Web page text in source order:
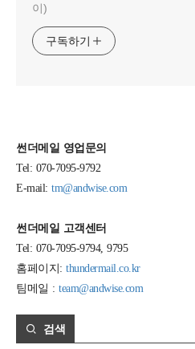
이)
구독하기
썬더메일 영업문의
Tel: 070-7095-9792
E-mail: tm@andwise.com
썬더메일 고객센터
Tel: 070-7095-9794, 9795
홈페이지: thundermail.co.kr
팀메일 : team@andwise.com
검색